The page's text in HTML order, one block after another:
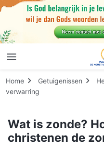
Home Getuigenissen
verwarring
Wat is zonde?
christenen de